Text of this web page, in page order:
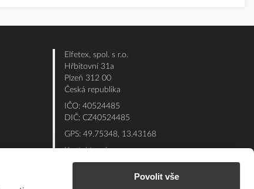
Povolit vše
Elfetex, spol. s r.o.
Hřbitovní 31a
Plzeň 312 00
Česká republika
IČO: 40524485
DIČ: CZ40524485
GPS: 49.75348, 13.43168
Kontakt e-shop:
Po - Pá: 7:00 - 15:30
377 432 365